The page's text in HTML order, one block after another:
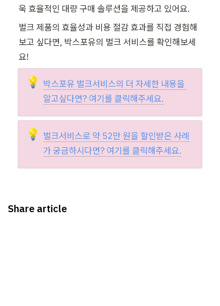
욱 효율적인 대량 구매 솔루션을 제공하고 있어요.
벌크 제품의 효율성과 비용 절감 효과를 직접 경험해
보고 싶다면, 박스포유의 벌크 서비스를 확인해보세
요!
💡 박스포유 벌크서비스의 더 자세한 내용을
알고싶다면? 여기를 클릭해주세요.
💡 벌크서비스로 약 52만 원을 할인받은 사례
가 궁금하시다면? 여기를 클릭해주세요.
Share article